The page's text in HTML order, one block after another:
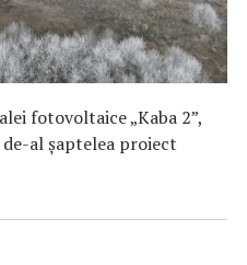
fotovoltaice „Kaba 2”,
al șaptelea proiect